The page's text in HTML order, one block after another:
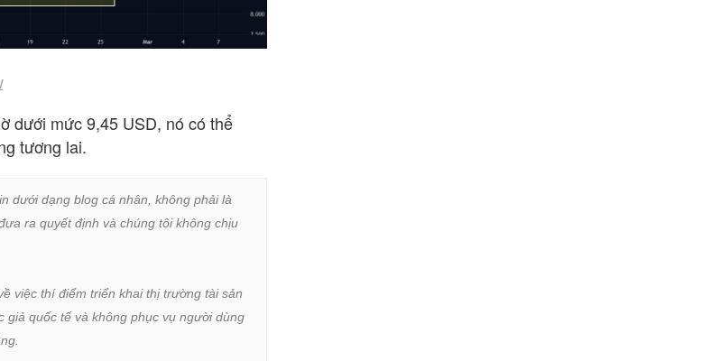
dưới mức 9,45 USD, nó có thể
tương lai.
dưới dạng blog cá nhân, không phải là
ra quyết định và chúng tôi không chịu
việc thí điểm triển khai thị trường tài sản
giả quốc tế và không phục vụ người dùng